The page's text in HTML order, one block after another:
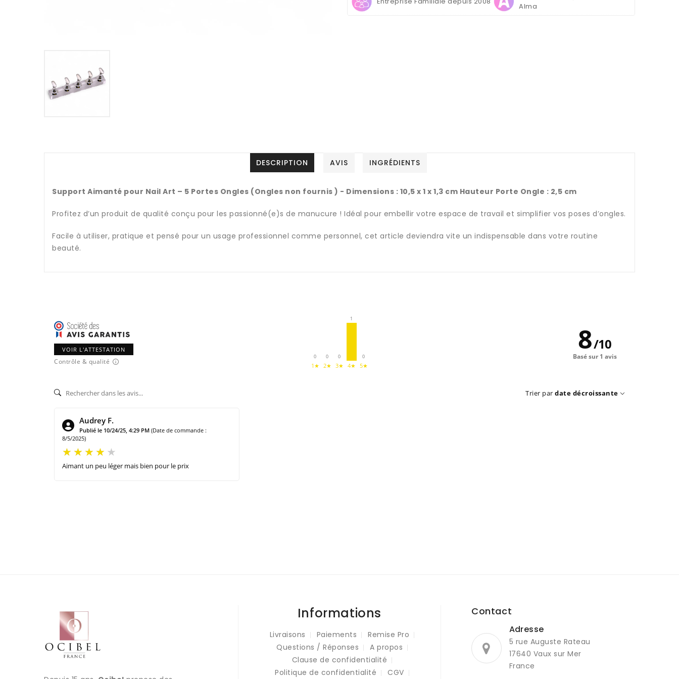
Portes
Ongles
Ongles
Alma
DESCRIPTION AVIS INGRÉDIENTS
Support Aimanté pour Nail Art – 5 Portes Ongles (Ongles non fournis ) - Dimensions : 10,5 x 1 x 1,3 cm Hauteur Porte Ongle : 2,5 cm
Profitez d’un produit de qualité conçu pour les passionné(e)s de manucure ! Idéal pour embellir votre espace de travail et simplifier vos poses d’ongles.
Facile à utiliser, pratique et pensé pour un usage professionnel comme personnel, cet article deviendra vite un indispensable dans votre routine
beauté.
VOIR L'ATTESTATION
Contrôle & qualité
0
1★
0
2★
0
3★
1
4★
0
5★
8/10
Basé sur 1 avis
Trier par date décroissante
Audrey F.
Publié le 10/24/25, 4:29 PM (Date de commande :
8/5/2025)
Aimant un peu léger mais bien pour le prix
Informations
Livraisons Paiements
Remise Pro
Questions / Réponses
A propos
Clause de confidentialité
Politique de confidentialité
CGV
Contact
Adresse
5 rue Auguste Rateau
17640 Vaux sur Mer
France